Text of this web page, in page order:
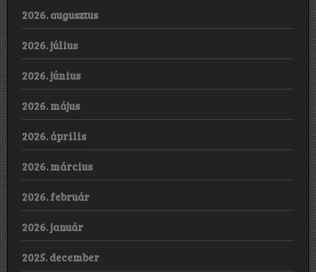
2026. augusztus
2026. július
2026. június
2026. május
2026. április
2026. március
2026. február
2026. január
2025. december